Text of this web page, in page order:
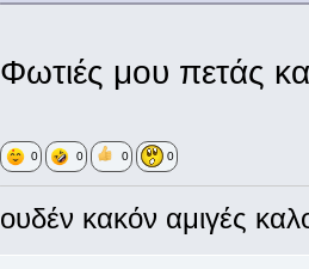
Φωτιές μου πετάς
0 0 0 0
ουδέν κακόν αμιγές